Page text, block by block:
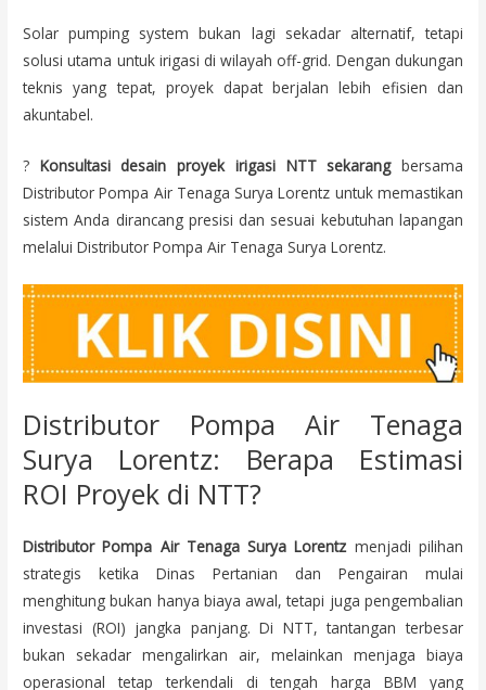
Solar pumping system bukan lagi sekadar alternatif, tetapi
solusi utama untuk irigasi di wilayah off-grid. Dengan dukungan
teknis yang tepat, proyek dapat berjalan lebih efisien dan
akuntabel.
? Konsultasi desain proyek irigasi NTT sekarangbersama
Distributor Pompa Air Tenaga Surya Lorentz untuk memastikan
sistem Anda dirancang presisi dan sesuai kebutuhan lapangan
melalui Distributor Pompa Air Tenaga Surya Lorentz.
Distributor Pompa Air Tenaga
Surya Lorentz: Berapa Estimasi
ROI Proyek di NTT?
Distributor Pompa Air Tenaga Surya Lorentzmenjadi pilihan
strategis ketika Dinas Pertanian dan Pengairan mulai
menghitung bukan hanya biaya awal, tetapi juga pengembalian
investasi (ROI) jangka panjang. Di NTT, tantangan terbesar
bukan sekadar mengalirkan air, melainkan menjaga biaya
operasional tetap terkendali di tengah harga BBM yang